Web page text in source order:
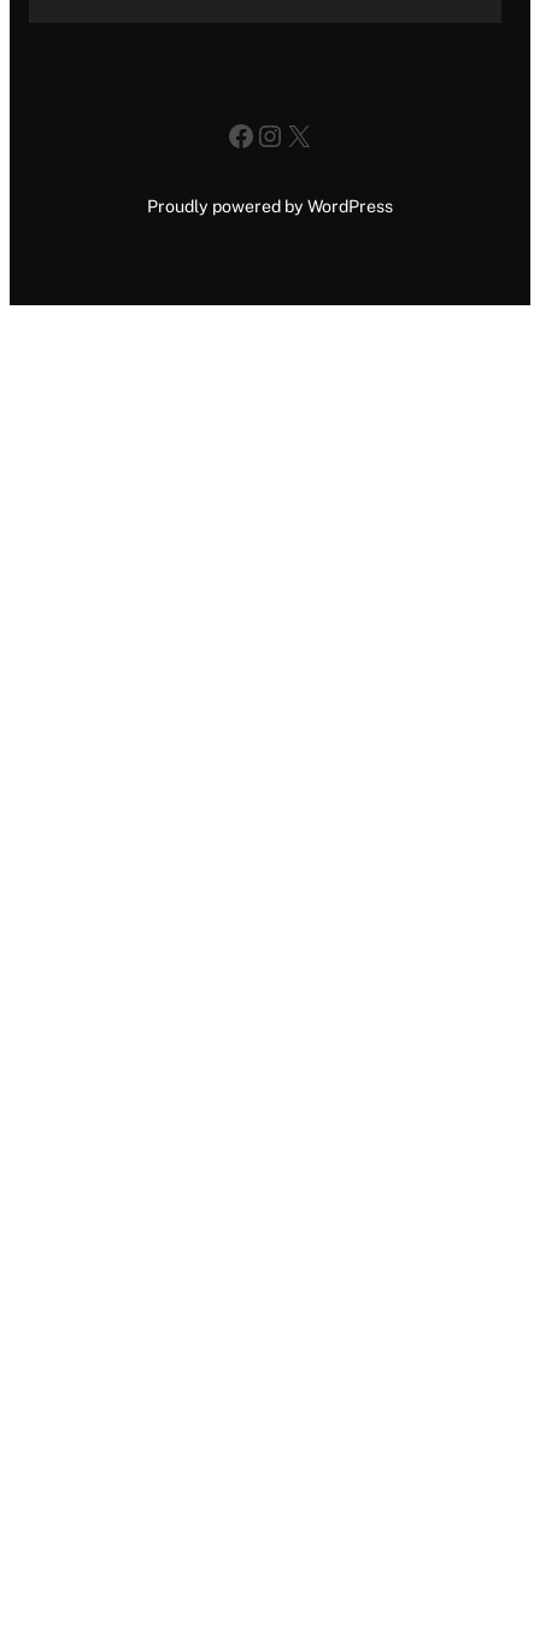
Facebook
Instagram
X
Proudly powered by WordPress